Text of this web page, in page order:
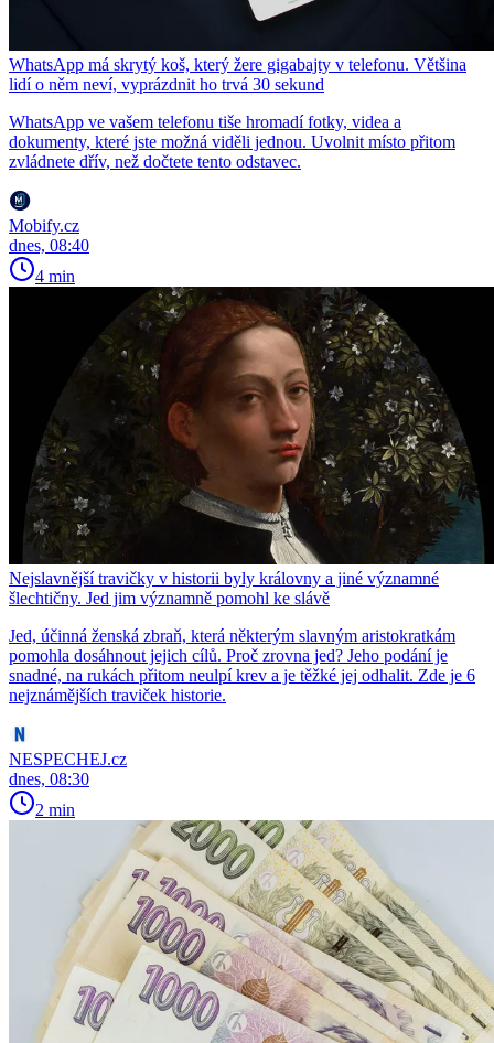
WhatsApp má skrytý koš, který žere gigabajty v telefonu. Většina
lidí o něm neví, vyprázdnit ho trvá 30 sekund
WhatsApp ve vašem telefonu tiše hromadí fotky, videa a
dokumenty, které jste možná viděli jednou. Uvolnit místo přitom
zvládnete dřív, než dočtete tento odstavec.
Mobify.cz
dnes, 08:40
4 min
Nejslavnější travičky v historii byly královny a jiné významné
šlechtičny. Jed jim významně pomohl ke slávě
Jed, účinná ženská zbraň, která některým slavným aristokratkám
pomohla dosáhnout jejich cílů. Proč zrovna jed? Jeho podání je
snadné, na rukách přitom neulpí krev a je těžké jej odhalit. Zde je 6
nejznámějších traviček historie.
NESPECHEJ.cz
dnes, 08:30
2 min